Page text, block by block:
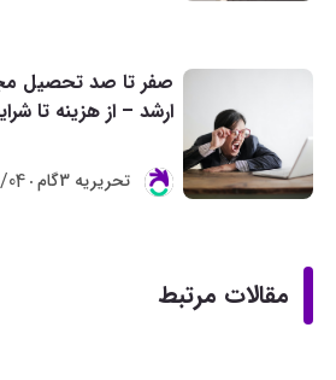
صفر تا صد تحصیل
ارشد – از هزینه تا
تحريريه 3گام 04
مقالات مرتبط